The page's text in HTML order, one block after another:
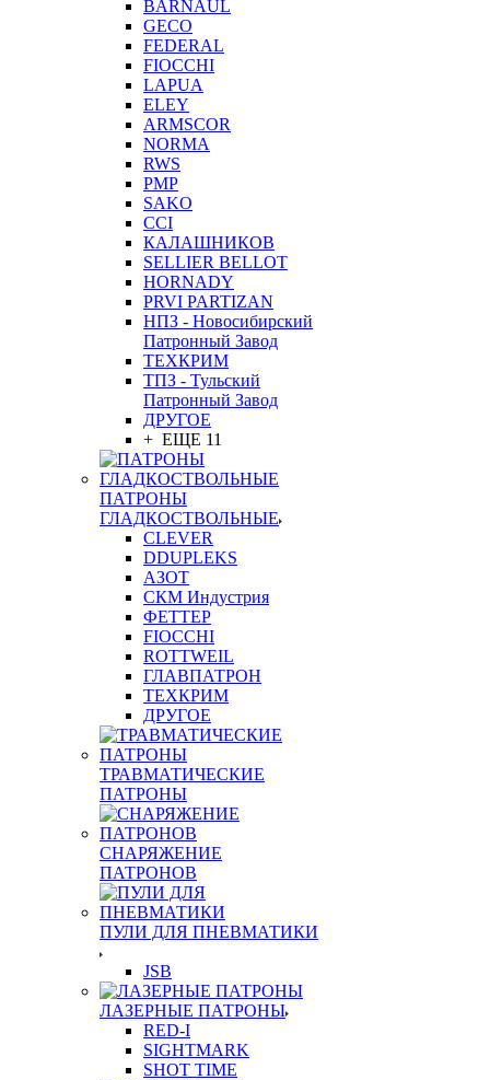
BARNAUL
GEСO
FEDERAL
FIOCCHI
LAPUA
ELEY
ARMSCOR
NORMA
RWS
PMP
SAKO
CCI
КАЛАШНИКОВ
SELLIER BELLOT
HORNADY
PRVI PARTIZAN
НПЗ - Новосибирский
Патронный Завод
ТЕХКРИМ
ТПЗ - Тульский
Патронный Завод
ДРУГОЕ
+ ЕЩЕ 11
ПАТРОНЫ
ГЛАДКОСТВОЛЬНЫЕ
CLEVER
DDUPLEKS
АЗОТ
СКМ Индустрия
ФЕТТЕР
FIOCCHI
ROTTWEIL
ГЛАВПАТРОН
ТЕХКРИМ
ДРУГОЕ
ТРАВМАТИЧЕСКИЕ
ПАТРОНЫ
СНАРЯЖЕНИЕ
ПАТРОНОВ
ПУЛИ ДЛЯ ПНЕВМАТИКИ
JSB
ЛАЗЕРНЫЕ ПАТРОНЫ
RED-I
SIGHTMARK
SHOT TIME